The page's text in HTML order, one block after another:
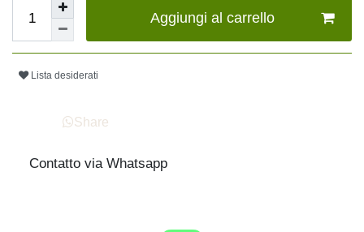
Aggiungi al carrello
Lista desiderati
Share
Contatto via Whatsapp